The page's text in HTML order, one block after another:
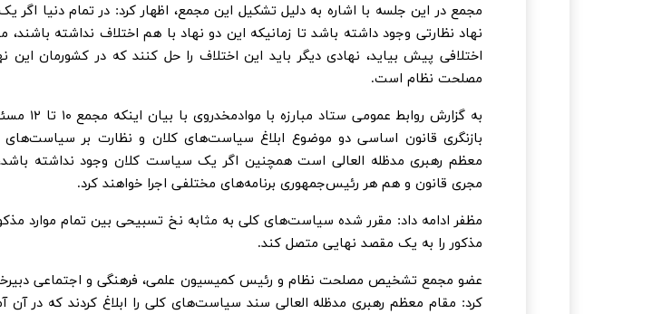
مجمع در این جلسه با اشاره به دلیل تشکیل این مجمع، اظهار کرد: در تمام دنیا اگر
نهاد نظارتی وجود داشته باشد تا زمانیکه این دو نهاد با هم اختلاف نداشته
اختلافی پیش بیاید، نهادی دیگر باید این اختلاف را حل کنند که در کشورمان
مصلحت نظام است.
به گزارش روابط
بازنگری قانون اساسی دو موضوع ابلاغ سیاست‌های کلان و نظارت بر سیاست‌های
معظم رهبری مدظله العالی است همچنین اگر یک سیاست کلان وجود نداشته
مجری قانون و هم هر رئیس‌جمهوری برنامه‌های مختلفی اجرا خواهند کرد.
مظفر ادامه داد: مقرر شده سیاست‌های کلی به مثابه نخ تسبیحی بین تمام موارد
مذکور را به یک مقصد نهایی متصل کند.
عضو مجمع تشخیص مصلحت نظام و رئیس کمیسیون علمی، فرهنگی و اجتماعی
کرد: مقام معظم رهبری مدظله العالی سند سیاست‌های کلی را ابلاغ کردند که در